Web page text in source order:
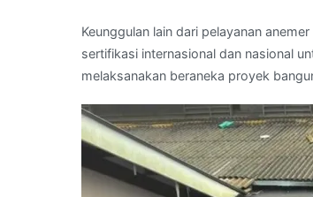
Keunggulan lain dari pelayanan
sertifikasi internasional dan nasional
melaksanakan beraneka proyek